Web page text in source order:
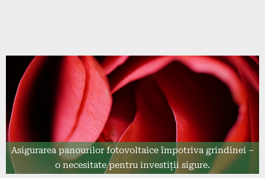
Asigurarea panourilor fotovoltaice împotriva grindinei –
o necesitate pentru investiții sigure.